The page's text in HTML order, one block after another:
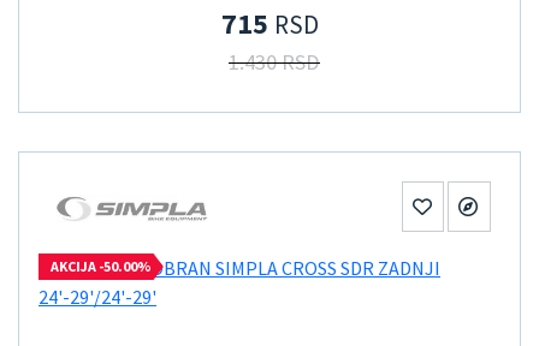
715 RSD
1.430 RSD
AKCIJA -50.00%